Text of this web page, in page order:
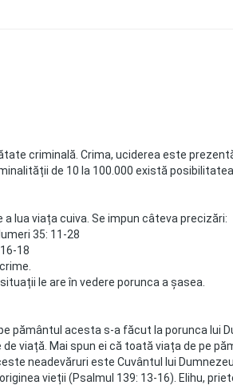
criminală. Crima, uciderea este
de 10 la 100.000 există
lua viața cuiva. Se impun câteva precizări:
35: 11-28
18
le are în vedere porunca a șasea.
pământul acesta s-a făcut la porunca lui
viață. Mai spun ei că toată viața de pe
neadevăruri este Cuvântul lui
vieții (Psalmul 139: 13-16). Elihu,